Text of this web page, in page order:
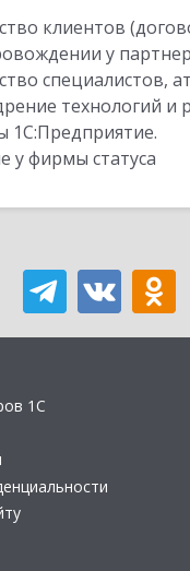
клиентов
у
специалистов,
технологий и
1С:Предприятие.
у фирмы статуса
1С